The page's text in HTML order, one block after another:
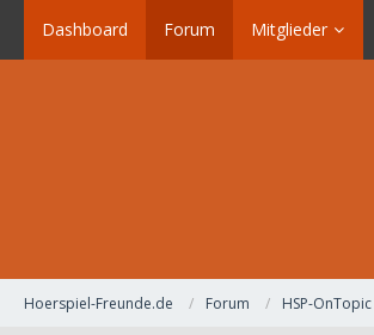
Dashboard Forum Mitglieder
Hoerspiel-Freunde.de Forum HSP-OnTopic